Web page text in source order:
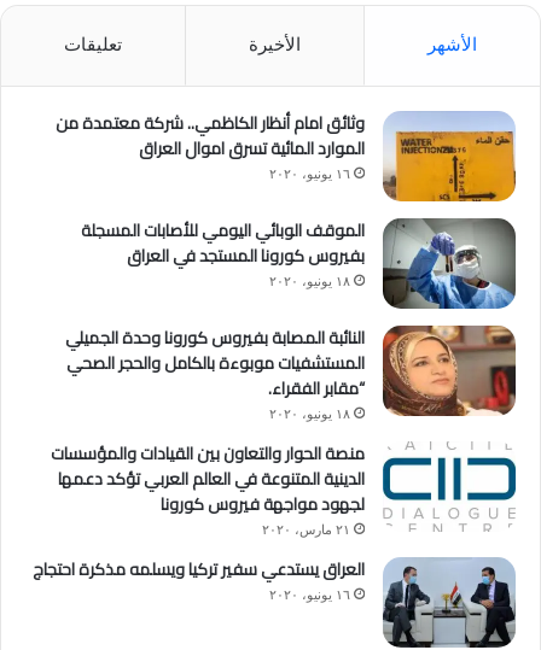
الأشهر الأخيرة تعليقات
وثائق امام أنظار الكاظمي.. شركة معتمدة من
الموارد المائية تسرق اموال العراق
١٦ يونيو، ٢٠٢٠
الموقف الوبائي اليومي للأصابات المسجلة
بفيروس كورونا المستجد في العراق
١٨ يونيو، ٢٠٢٠
النائبة المصابة بفيروس كورونا وحدة الجميلي
المستشفيات موبوءة بالكامل والحجر الصحي
“مقابر الفقراء.
١٨ يونيو، ٢٠٢٠
منصة الحوار والتعاون بين القيادات والمؤسسات
الدينية المتنوعة في العالم العربي تؤكد دعمها
لجهود مواجهة فيروس كورونا
٢١ مارس، ٢٠٢٠
العراق يستدعي سفير تركيا ويسلمه مذكرة احتجاج
١٦ يونيو، ٢٠٢٠